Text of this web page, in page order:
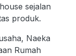
sejalan
produk.
Naeka
Rumah